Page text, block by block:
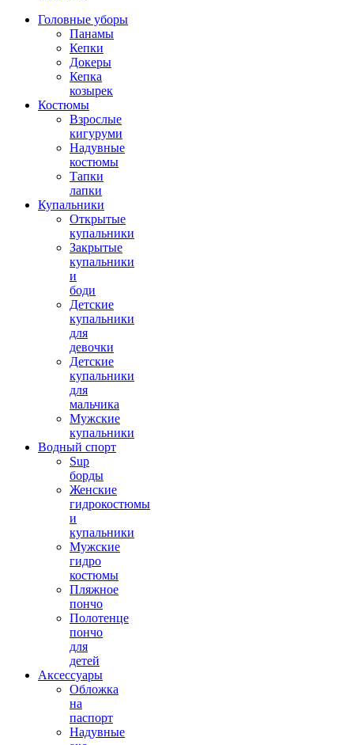
Головные уборы
Панамы
Кепки
Докеры
Кепка
козырек
Костюмы
Взрослые
кигуруми
Надувные
костюмы
Тапки
лапки
Купальники
Открытые
купальники
Закрытые
купальники
и
боди
Детские
купальники
для
девочки
Детские
купальники
для
мальчика
Мужские
купальники
Водный спорт
Sup
борды
Женские
гидрокостюмы
и
купальники
Мужские
гидро
костюмы
Пляжное
пончо
Полотенце
пончо
для
детей
Аксессуары
Обложка
на
паспорт
Надувные